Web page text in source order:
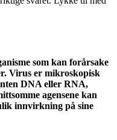
som kan forårsake
Virus er mikroskopisk
DNA eller RNA,
agensene kan
innvirkning på sine